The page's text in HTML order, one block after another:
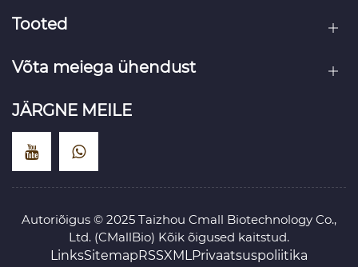
Tooted
Võta meiega ühendust
JÄRGNE MEILE
Autoriõigus © 2025 Taizhou Cmall Biotechnology Co.,
Ltd. (CMallBio) Kõik õigused kaitstud.
LinksSitemap RSSXMLPrivaatsuspoliitika